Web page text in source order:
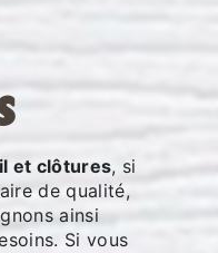
et clôtures, si
de qualité,
ainsi
Si vous